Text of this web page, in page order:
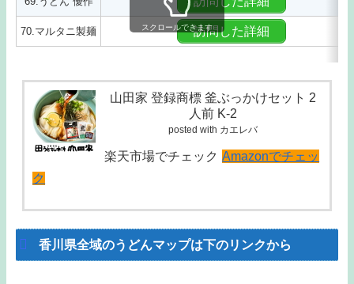
70.マルタニ製麺 訪問した詳細
スクロールできます
山田家 登録商標 釜ぶっかけセット 2
人前 K-2
posted with カエレバ
楽天市場でチェック Amazonでチェッ
ク
香川県全域のうどんマップは下のリンクから